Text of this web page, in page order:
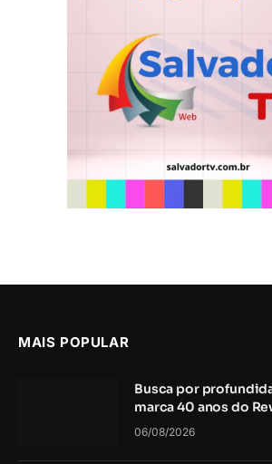
MAIS POPULAR
Busca por
marca 40 anos do
06/08/2026